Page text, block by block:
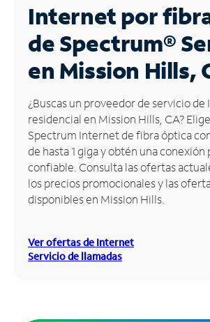
Business
Contáctanos
Inglés
Administrar
cuenta
Encuentra
una
tienda
Internet por
de Spectrum®
en Mission Hills,
¿Buscas un proveedor de servicio
residencial en Mission Hills, CA?
Spectrum Internet de fibra óptica
de hasta 1 giga y obtén una
confiable. Consulta las ofertas
los precios promocionales y las
disponibles en Mission Hills.
Ver ofertas de Internet
Servicio de llamadas